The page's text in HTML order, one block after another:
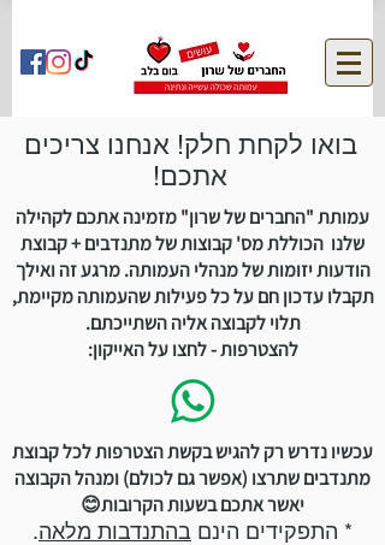
בואו לקחת חלק! אנחנו צריכים
אתכם!
עמותת "החברים של שרון" מזמינה אתכם לקהילה
שלנו הכוללת מס' קבוצות של מתנדבים + קבוצת
הודעות יזומות של מנהלי העמותה. מרגע זה ואילך
תקבלו עדכון חם על כל פעילות שהעמותה מקיימת,
תלוי לקבוצה אליה השתייכתם.
להצטרפות - לחצו על האייקון:
עכשיו נדרש רק להגיש בקשת הצטרפות לכל קבוצת
מתנדבים שתרצו (אפשר גם לכולם) ומנהל הקבוצה
יאשר אתכם בשעות הקרובות😊
* התפקידים הינם בהתנדבות מלאה.